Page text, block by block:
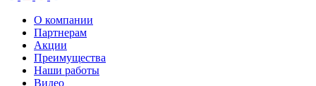
О компании
Партнерам
Акции
Преимущества
Наши работы
Видео